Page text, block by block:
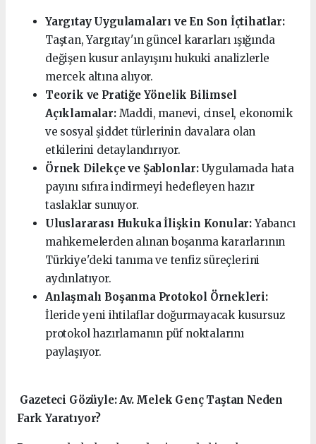
Yargıtay Uygulamaları ve En Son İçtihatlar:
Taştan, Yargıtay'ın güncel kararları ışığında
değişen kusur anlayışını hukuki analizlerle
mercek altına alıyor.
Teorik ve Pratiğe Yönelik Bilimsel
Açıklamalar:Maddi, manevi, cinsel, ekonomik
ve sosyal şiddet türlerinin davalara olan
etkilerini detaylandırıyor.
Örnek Dilekçe ve Şablonlar:Uygulamada hata
payını sıfıra indirmeyi hedefleyen hazır
taslaklar sunuyor.
Uluslararası Hukuka İlişkin Konular:Yabancı
mahkemelerden alınan boşanma kararlarının
Türkiye'deki tanıma ve tenfiz süreçlerini
aydınlatıyor.
Anlaşmalı Boşanma Protokol Örnekleri:
İleride yeni ihtilaflar doğurmayacak kusursuz
protokol hazırlamanın püf noktalarını
paylaşıyor.
️ Gazeteci Gözüyle: Av. Melek Genç Taştan Neden
Fark Yaratıyor?